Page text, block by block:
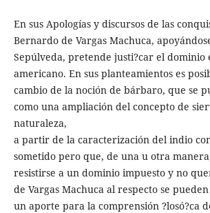
En sus Apologías y discursos de las
Bernardo de Vargas Machuca,
Sepúlveda, pretende justi?car el dominio
americano. En sus planteamientos es
cambio de la noción de bárbaro, que se
como una ampliación del concepto de
naturaleza,
a partir de la caracterización del indio
sometido pero que, de una u otra
resistirse a un dominio impuesto y no
de Vargas Machuca al respecto se
un aporte para la comprensión ?losó?ca